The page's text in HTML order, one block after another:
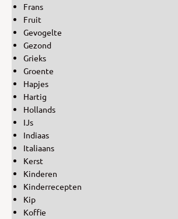
Frans
Fruit
Gevogelte
Gezond
Grieks
Groente
Hapjes
Hartig
Hollands
IJs
Indiaas
Italiaans
Kerst
Kinderen
Kinderrecepten
Kip
Koffie